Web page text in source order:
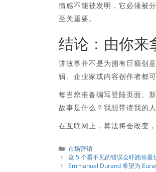
情感不能被发明，它必须被
至关重要。
结论：由你来
讲故事并不是为拥有巨额创
辑、企业家或内容创作者都可
每当您准备编写登陆页面、
故事是什么？我想带读我的
在互联网上，算法将会改变
分
類
市场营销
这 5 个看不见的错误会吓跑你最
Emmanuel Durand 希望为